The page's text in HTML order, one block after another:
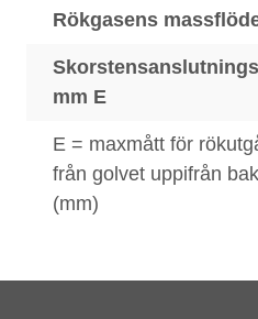
Rökgasens
mm E
E = maxmått för
från golvet uppifrån
(mm)